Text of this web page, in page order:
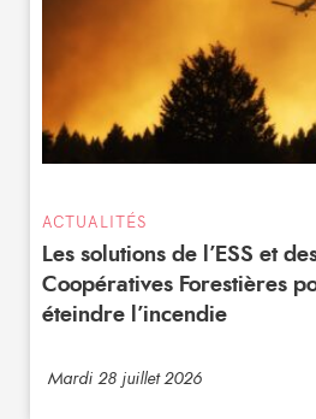
ACTUALITÉS
Les solutions de l’ESS et
Coopératives Forestières
éteindre l’incendie
Mardi 28 juillet 2026